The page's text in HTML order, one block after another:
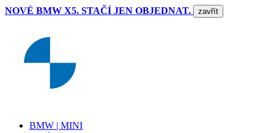
NOVÉ BMW X5. STAČÍ JEN OBJEDNAT. zavřít
BMW | MINI